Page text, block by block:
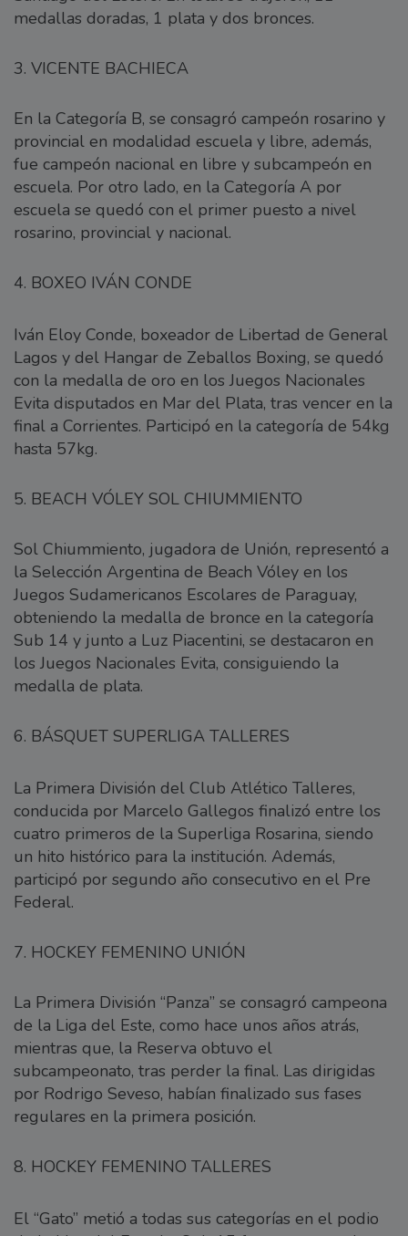
medallas doradas, 1 plata y dos bronces.
3. VICENTE BACHIECA
En la Categoría B, se consagró campeón rosarino y
provincial en modalidad escuela y libre, además,
fue campeón nacional en libre y subcampeón en
escuela. Por otro lado, en la Categoría A por
escuela se quedó con el primer puesto a nivel
rosarino, provincial y nacional.
4. BOXEO IVÁN CONDE
Iván Eloy Conde, boxeador de Libertad de General
Lagos y del Hangar de Zeballos Boxing, se quedó
con la medalla de oro en los Juegos Nacionales
Evita disputados en Mar del Plata, tras vencer en la
final a Corrientes. Participó en la categoría de 54kg
hasta 57kg.
5. BEACH VÓLEY SOL CHIUMMIENTO
Sol Chiummiento, jugadora de Unión, representó a
la Selección Argentina de Beach Vóley en los
Juegos Sudamericanos Escolares de Paraguay,
obteniendo la medalla de bronce en la categoría
Sub 14 y junto a Luz Piacentini, se destacaron en
los Juegos Nacionales Evita, consiguiendo la
medalla de plata.
6. BÁSQUET SUPERLIGA TALLERES
La Primera División del Club Atlético Talleres,
conducida por Marcelo Gallegos finalizó entre los
cuatro primeros de la Superliga Rosarina, siendo
un hito histórico para la institución. Además,
participó por segundo año consecutivo en el Pre
Federal.
7. HOCKEY FEMENINO UNIÓN
La Primera División “Panza” se consagró campeona
de la Liga del Este, como hace unos años atrás,
mientras que, la Reserva obtuvo el
subcampeonato, tras perder la final. Las dirigidas
por Rodrigo Seveso, habían finalizado sus fases
regulares en la primera posición.
8. HOCKEY FEMENINO TALLERES
El “Gato” metió a todas sus categorías en el podio